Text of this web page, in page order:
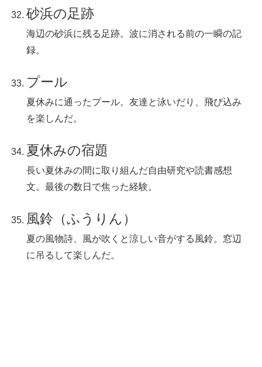
砂浜の足跡
海辺の砂浜に残る足跡。波に消される前の一瞬の記
録。
プール
夏休みに通ったプール。友達と泳いだり、飛び込み
を楽しんだ。
夏休みの宿題
長い夏休みの間に取り組んだ自由研究や読書感想
文。最後の数日で焦った経験。
風鈴（ふうりん）
夏の風物詩、風が吹くと涼しい音がする風鈴。窓辺
に吊るして楽しんだ。